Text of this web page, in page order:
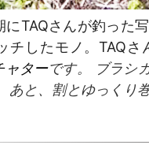
にTAQさんが釣った
チしたモノ。TAQさ
ャターです。 ブラシ
あと、割とゆっくり